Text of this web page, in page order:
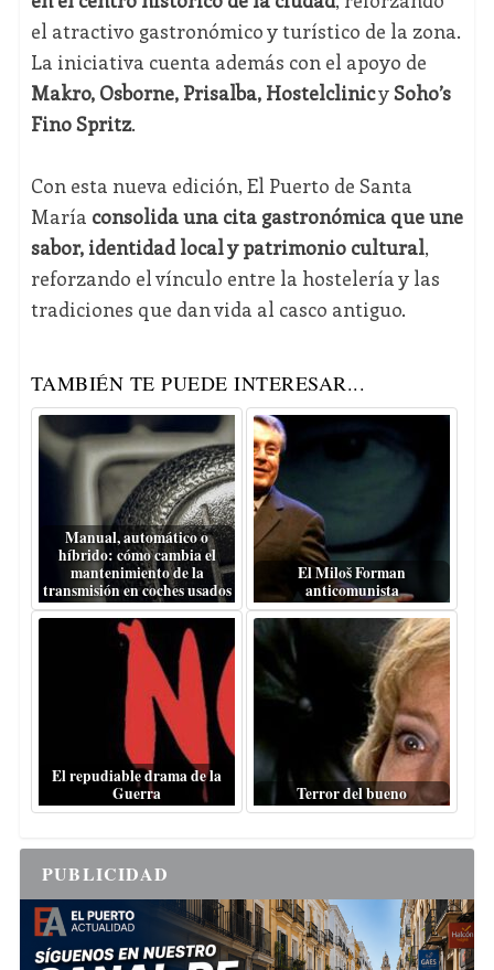
el atractivo gastronómico y turístico de la zona.
La iniciativa cuenta además con el apoyo de
Makro, Osborne, Prisalba, HostelclinicySoho’s
Fino Spritz.
Con esta nueva edición, El Puerto de Santa
María consolida una cita gastronómica que une
sabor, identidad local y patrimonio cultural,
reforzando el vínculo entre la hostelería y las
tradiciones que dan vida al casco antiguo.
TAMBIÉN TE PUEDE INTERESAR...
Manual, automático o
híbrido: cómo cambia el
mantenimiento de la
transmisión en coches usados
El Miloš Forman
anticomunista
El repudiable drama de la
Guerra
Terror del bueno
PUBLICIDAD